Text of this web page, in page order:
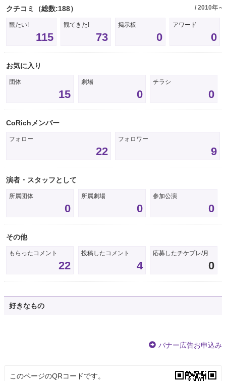
クチコミ （総数:188） / 2010年～
観たい!
115
観てきた!
73
掲示板
0
アワード
0
お気に入り
団体
15
劇場
0
チラシ
0
CoRichメンバー
フォロー
22
フォロワー
9
演者・スタッフとして
所属団体
0
所属劇場
0
参加公演
0
その他
もらったコメント
22
投稿したコメント
4
応募したチケプレ/月
0
好きなもの
バナー広告お申込み
このページのQRコードです。